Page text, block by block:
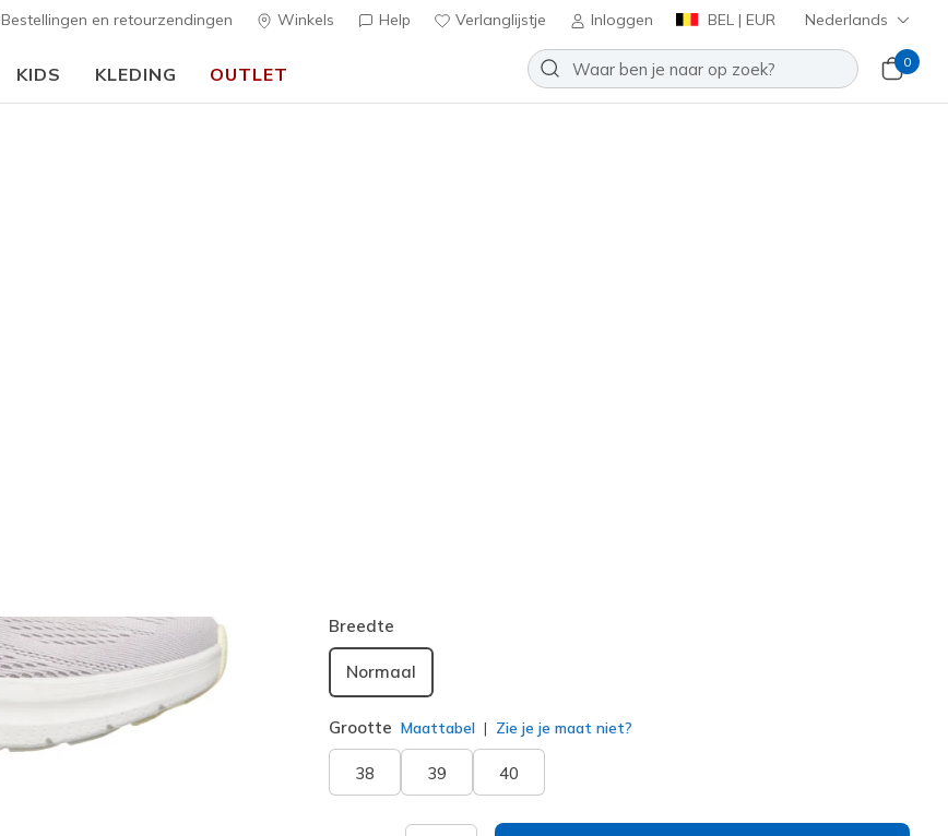
Bestellingen en retourzendingen Winkels Help Verlanglijstje Inloggen BEL | EUR Nederlands
KIDS KLEDING OUTLET
0
Breedte
Normaal
Grootte Maattabel Zie je je maat niet?
38 39 40